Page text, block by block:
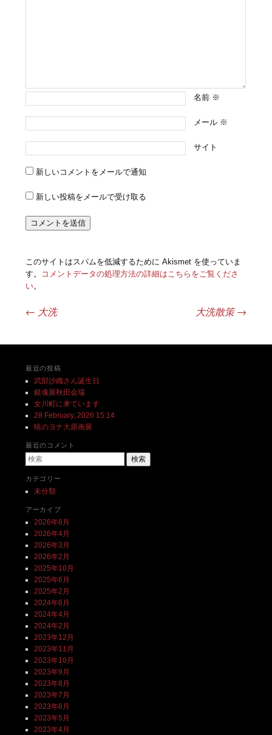
名前 ※
メール ※
サイト
新しいコメントをメールで通知
新しい投稿をメールで受け取る
このサイトはスパムを低減するために Akismet を使っていま
す。
コメントデータの処理方法の詳細はこちらをご覧くださ
い。
投稿ナビゲーション
← 大洗 大洗散策→
最近の投稿
武部沙織さん誕生日
銀魂展秋田会場
女川町に来ています
28 February, 2026 15:14
暁のヨナ大原画展
最近のコメント
検索
カテゴリー
未分類
アーカイブ
2026年6月
2026年4月
2026年3月
2026年2月
2025年10月
2025年6月
2025年2月
2024年6月
2024年4月
2024年2月
2023年12月
2023年11月
2023年10月
2023年9月
2023年8月
2023年7月
2023年6月
2023年5月
2023年4月